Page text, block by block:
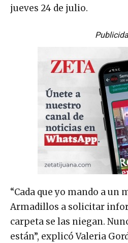
jueves 24 de julio.
“Cada que yo mando a un
Armadillos a solicitar
carpeta se las niegan.
están”, explicó Valeria